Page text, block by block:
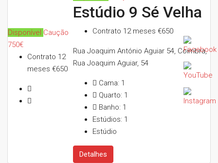
Disponível Caução
750€
Contrato 12
meses €650
Estúdio 9 Sé Velha
Contrato 12 meses €650
Rua Joaquim António Aguiar 54, Coimbra,
Rua Joaquim Aguiar, 54
Cama: 1
Quarto: 1
Banho: 1
Estúdios: 1
Estúdio
Detalhes